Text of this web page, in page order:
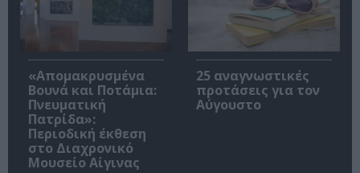
«Απομακρυσμένα
Βουνά και Ποτάμια:
Πνευματική
Πατρίδα»:
Περιοδική έκθεση
στο Διαχρονικό
Μουσείο Αίγινας
25 αναγνωστικές
προτάσεις για τον
Αύγουστο